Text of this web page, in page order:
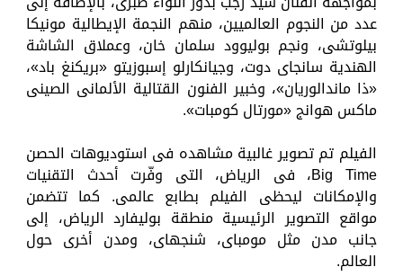
عدد من النجوم العالميين، منهم النجمة الإيطالية مونيكا
بيلوتشى، ونجم بوليوود سلمان خان، وعملاق الشاشة
الهندية سانجاى دوت، وجيانكارلو إسبوزيتو «بريكنغ باد»،
«ذا ماندالوريان»، وخبير الفنون القتالية الألمانى الصينى
ماكس هوانج «مورتال كومبات».
الفيلم تم تصوير غالبية مشاهده فى استوديوهات الحصن
Big Time، فى الرياض، التى وفّرت أحدث التقنيات
والإمكانات ليحظى الفيلم بطابع عالمى. كما تتضمن
مواقع التصوير الرئيسية منطقة بوليفارد الرياض، إلى
جانب مدن مثل مومباى، شنجهاى، ومدن أخرى حول
العالم.